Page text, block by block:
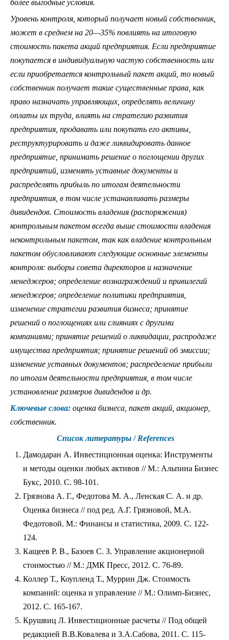
более выгодные условия.
Уровень контроля, который получает новый собственник,
может в среднем на 20—35% повлиять на итоговую
стоимость пакета акций предприятия. Если предприятие
покупается в индивидуальную частую собственность или
если приобретается контрольный пакет акций, то новый
собственник получает такие существенные права, как
право назначать управляющих, определять величину
оплаты их труда, влиять на стратегию развития
предприятия, продавать или покупать его активы,
реструктурировать и даже ликвидировать данное
предприятие, принимать решение о поглощении других
предприятий, изменять уставные документы и
распределять прибыль по итогам деятельности
предприятия, в том числе устанавливать размеры
дивидендов. Стоимость владения (распоряжения)
контрольным пакетом всегда выше стоимости владения
неконтрольным пакетом, так как владение контрольным
пакетом обусловливают следующие основные элементы
контроля: выборы совета директоров и назначение
менеджеров; определение вознаграждений и привилегий
менеджеров; определение политики предприятия,
изменение стратегии развития бизнеса; принятие
решений о поглощениях или слияниях с другими
компаниями; принятие решений о ликвидации, распродаже
имущества предприятия; принятие решений об эмиссии;
изменение уставных документов; распределение прибыли
по итогам деятельности предприятия, в том числе
установление размеров дивидендов и др.
Ключевые слова: оценка бизнеса, пакет акций, акционер,
собственник.
Список литературы / References
Дамодаран А. Инвестиционная оценка: Инструменты
и методы оценки любых активов // М.: Альпина Бизнес
Букс, 2010. С. 98-101.
Грязнова А. Г., Федотова М. А., Ленская С. А. и др.
Оценка бизнеса // под ред. А.Г. Грязновой, М.А.
Федотовой. М.: Финансы и статистика, 2009. С. 122-
124.
Кащеев Р. В., Базоев С. З. Управление акционерной
стоимостью // М.: ДМК Пресс, 2012. С. 76-89.
Коллер Т., Коупленд Т., Муррин Дж. Стоимость
компаний: оценка и управление // М.: Олимп-Бизнес,
2012. С. 165-167.
Крушвиц Л. Инвестиционные расчеты // Под общей
редакцией В.В.Ковалева и З.А.Сабова, 2011. С. 115-